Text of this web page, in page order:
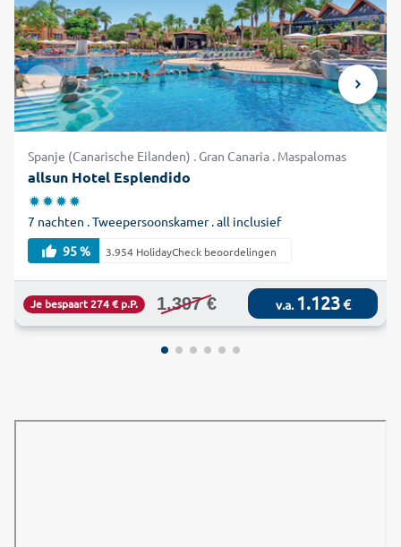
Spanje (Canarische Eilanden) . Gran Canaria . Maspalomas
allsun Hotel Esplendido
7 nachten . Tweepersoonskamer . all inclusief
95 %
3.954 HolidayCheck beoordelingen
1.397 €
Je bespaart 274 € p.P. v.a.1.123€